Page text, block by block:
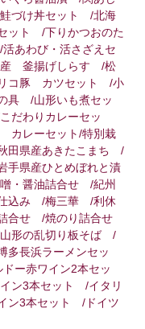
づけ丼セット /北海
ット /下りかつおのた
あわび・活さざえセ
釜揚げしらす /松
コ豚 カツセット /小
具 /山形いも煮セッ
わりカレーセッ
レーセット/特別栽
田県産あきたこまち /
県産ひとめぼれと漬
醤油詰合せ /紀州
込み /梅三華 /利休
合せ /焼のり詰合せ
形の乱切り板そば /
長浜ラーメンセッ
ー赤ワイン2本セッ
ン3本セット /イタリ
ン3本セット /ドイツ